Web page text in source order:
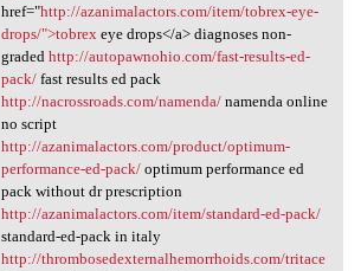
href="http://azanimalactors.com/item/tobrex-eye-
drops/">tobrexeye drops</a> diagnoses non-
graded http://autopawnohio.com/fast-results-ed-
pack/fast results ed pack
http://nacrossroads.com/namenda/namenda online
no script
http://azanimalactors.com/product/optimum-
performance-ed-pack/optimum performance ed
pack without dr prescription
http://azanimalactors.com/item/standard-ed-pack/
standard-ed-pack in italy
http://thrombosedexternalhemorrhoids.com/tritace